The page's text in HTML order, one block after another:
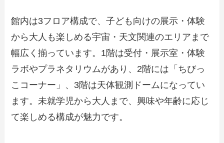
館内は3フロア構成で、子ども向けの展示・体験
から大人も楽しめる宇宙・天文関連のエリアまで
幅広く揃っています。1階は受付・展示室・体験
ラボやプラネタリウムがあり、2階には「ちびっ
こコーナー」、3階は天体観測ドームになってい
ます。未就学児から大人まで、興味や年齢に応じ
て楽しめる構成が魅力です。